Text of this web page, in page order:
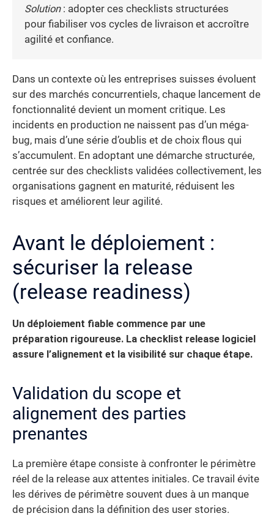
Solution: adopter ces checklists structurées
pour fiabiliser vos cycles de livraison et accroître
agilité et confiance.
Dans un contexte où les entreprises suisses évoluent
sur des marchés concurrentiels, chaque lancement de
fonctionnalité devient un moment critique. Les
incidents en production ne naissent pas d’un méga-
bug, mais d’une série d’oublis et de choix flous qui
s’accumulent. En adoptant une démarche structurée,
centrée sur des checklists validées collectivement, les
organisations gagnent en maturité, réduisent les
risques et améliorent leur agilité.
Avant le déploiement :
sécuriser la release
(release readiness)
Un déploiement fiable commence par une
préparation rigoureuse. La checklist release logiciel
assure l’alignement et la visibilité sur chaque étape.
Validation du scope et
alignement des parties
prenantes
La première étape consiste à confronter le périmètre
réel de la release aux attentes initiales. Ce travail évite
les dérives de périmètre souvent dues à un manque
de précision dans la définition des user stories.